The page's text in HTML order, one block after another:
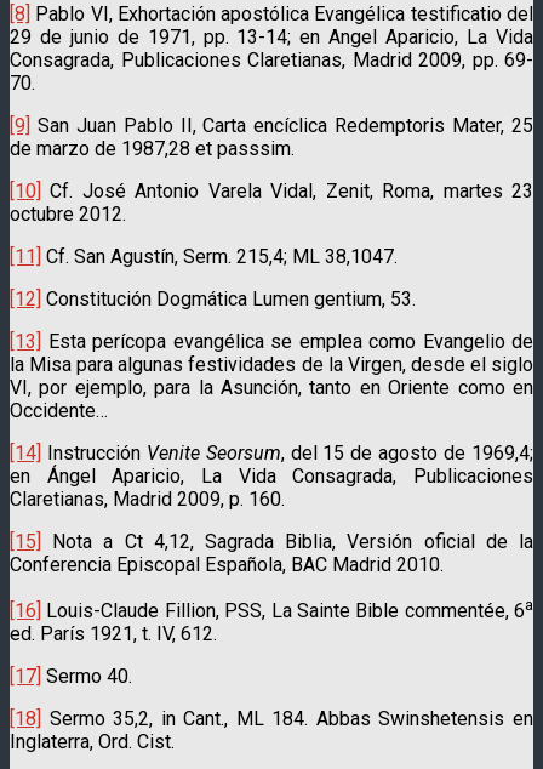
[8] Pablo VI, Exhortación apostólica Evangélica testificatio del
29 de junio de 1971, pp. 13-14; en Angel Aparicio, La Vida
Consagrada, Publicaciones Claretianas, Madrid 2009, pp. 69-
70.
[9] San Juan Pablo II, Carta encíclica Redemptoris Mater, 25
de marzo de 1987,28 et passsim.
[10] Cf. José Antonio Varela Vidal, Zenit, Roma, martes 23
octubre 2012.
[11] Cf. San Agustín, Serm. 215,4; ML 38,1047.
[12] Constitución Dogmática Lumen gentium, 53.
[13] Esta perícopa evangélica se emplea como Evangelio de
la Misa para algunas festividades de la Virgen, desde el siglo
VI, por ejemplo, para la Asunción, tanto en Oriente como en
Occidente…
[14] Instrucción Venite Seorsum, del 15 de agosto de 1969,4;
en Ángel Aparicio, La Vida Consagrada, Publicaciones
Claretianas, Madrid 2009, p. 160.
[15]
Nota a Ct 4,12, Sagrada Biblia, Versión oficial de la
Conferencia Episcopal Española, BAC Madrid 2010.
[16] Louis-Claude Fillion, PSS, La Sainte Bible commentée, 6a
ed. París 1921, t. IV, 612.
[17] Sermo 40.
[18] Sermo 35,2, in Cant., ML 184. Abbas Swinshetensis en
Inglaterra, Ord. Cist.